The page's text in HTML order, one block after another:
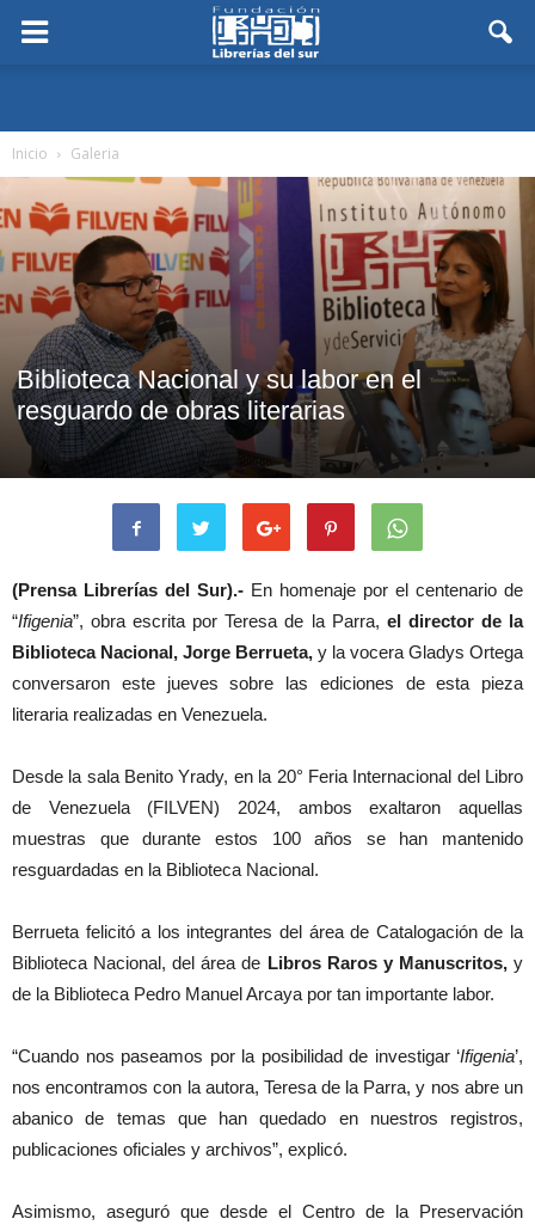
Inicio Galeria
Biblioteca Nacional y su labor en el
resguardo de obras literarias
(Prensa Librerías del Sur).- En homenaje por el centenario de
“Ifigenia”, obra escrita por Teresa de la Parra, el director de la
Biblioteca Nacional, Jorge Berrueta, y la vocera Gladys Ortega
conversaron este jueves sobre las ediciones de esta pieza
literaria realizadas en Venezuela.
Desde la sala Benito Yrady, en la 20° Feria Internacional del Libro
de Venezuela (FILVEN) 2024, ambos exaltaron aquellas
muestras que durante estos 100 años se han mantenido
resguardadas en la Biblioteca Nacional.
Berrueta felicitó a los integrantes del área de Catalogación de la
Biblioteca Nacional, del área de Libros Raros y Manuscritos,y
de la Biblioteca Pedro Manuel Arcaya por tan importante labor.
“Cuando nos paseamos por la posibilidad de investigar ‘Ifigenia’,
nos encontramos con la autora, Teresa de la Parra, y nos abre un
abanico de temas que han quedado en nuestros registros,
publicaciones oficiales y archivos”, explicó.
Asimismo, aseguró que desde el Centro de la Preservación